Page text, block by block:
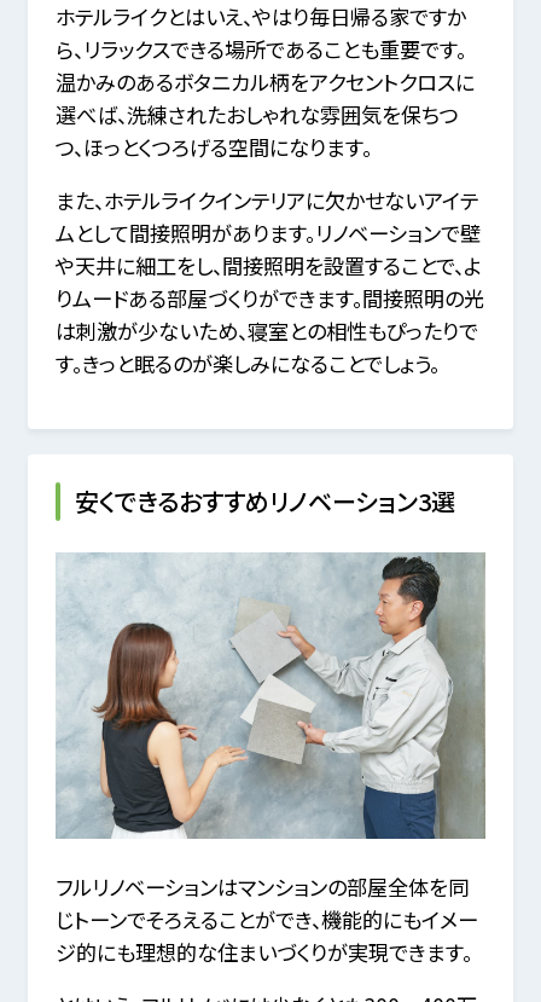
ホテルライクとはいえ、やはり毎日帰る家ですか
ら、リラックスできる場所であることも重要です。
温かみのあるボタニカル柄をアクセントクロスに
選べば、洗練されたおしゃれな雰囲気を保ちつ
つ、ほっとくつろげる空間になります。
また、ホテルライクインテリアに欠かせないアイテ
ムとして間接照明があります。リノベーションで壁
や天井に細工をし、間接照明を設置することで、よ
りムードある部屋づくりができます。間接照明の光
は刺激が少ないため、寝室との相性もぴったりで
す。きっと眠るのが楽しみになることでしょう。
安くできるおすすめリノベーション3選
フルリノベーションはマンションの部屋全体を同
じトーンでそろえることができ、機能的にもイメー
ジ的にも理想的な住まいづくりが実現できます。